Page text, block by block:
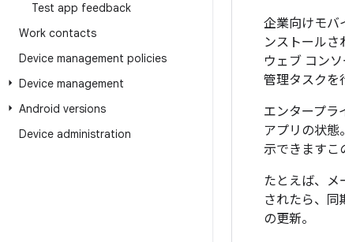
Test app feedback
Work contacts
Device management policies
Device management
Android versions
Device administration
企業向けモバ
ンストールさ
ウェブ コン
管理タスクを
エンタープラ
アプリの状態
示できますこ
たとえば、メ
されたら、同
の更新。